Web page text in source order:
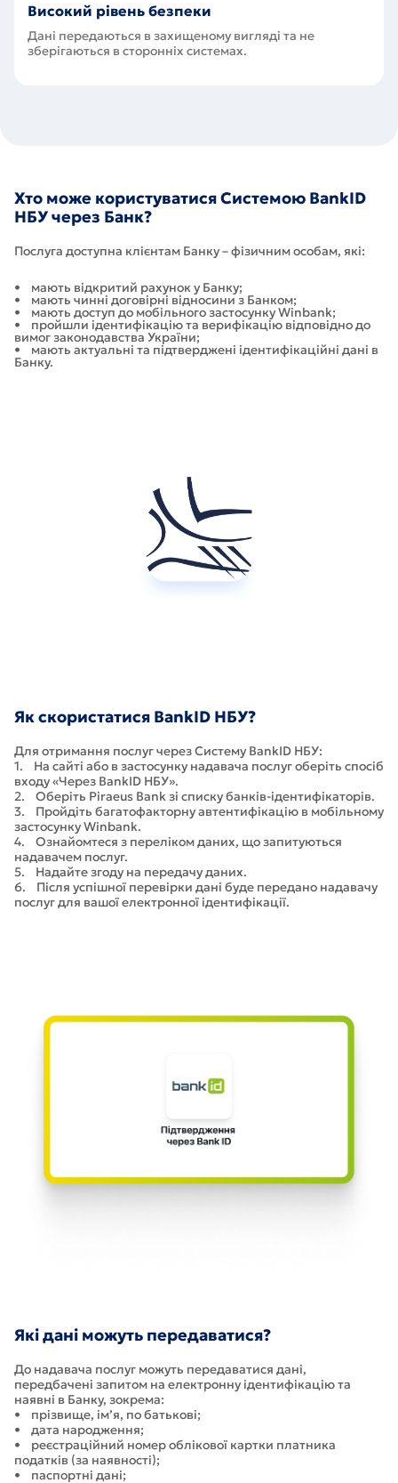
Високий рівень безпеки
Дані передаються в захищеному вигляді та не
зберігаються в сторонніх системах.
Хто може користуватися Системою BankID
НБУ через Банк?
Послуга доступна клієнтам Банку – фізичним особам, які:
• мають відкритий рахунок у Банку;
• мають чинні договірні відносини з Банком;
• мають доступ до мобільного застосунку Winbank;
• пройшли ідентифікацію та верифікацію відповідно до
вимог законодавства України;
• мають актуальні та підтверджені ідентифікаційні дані в
Банку.
Як скористатися BankID НБУ?
Для отримання послуг через Систему BankID НБУ:
1. На сайті або в застосунку надавача послуг оберіть спосіб
входу «Через BankID НБУ».
2. Оберіть Piraeus Bank зі списку банків-ідентифікаторів.
3. Пройдіть багатофакторну автентифікацію в мобільному
застосунку Winbank.
4. Ознайомтеся з переліком даних, що запитуються
надавачем послуг.
5. Надайте згоду на передачу даних.
6. Після успішної перевірки дані буде передано надавачу
послуг для вашої електронної ідентифікації.
Які дані можуть передаватися?
До надавача послуг можуть передаватися дані,
передбачені запитом на електронну ідентифікацію та
наявні в Банку, зокрема:
• прізвище, ім’я, по батькові;
• дата народження;
• реєстраційний номер облікової картки платника
податків (за наявності);
• паспортні дані;